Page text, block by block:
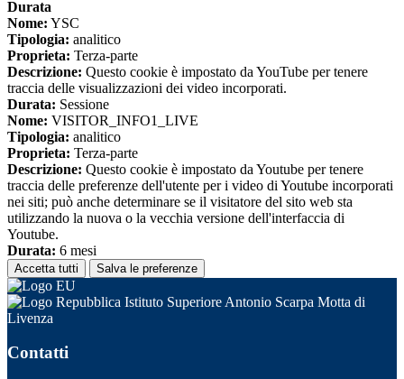
Durata
Nome: YSC
Tipologia: analitico
Proprieta: Terza-parte
Descrizione: Questo cookie è impostato da YouTube per tenere
traccia delle visualizzazioni dei video incorporati.
Durata: Sessione
Nome: VISITOR_INFO1_LIVE
Tipologia: analitico
Proprieta: Terza-parte
Descrizione: Questo cookie è impostato da Youtube per tenere
traccia delle preferenze dell'utente per i video di Youtube incorporati
nei siti; può anche determinare se il visitatore del sito web sta
utilizzando la nuova o la vecchia versione dell'interfaccia di
Youtube.
Durata: 6 mesi
Accetta tutti Salva le preferenze
Istituto Superiore Antonio Scarpa Motta di
Livenza
Contatti